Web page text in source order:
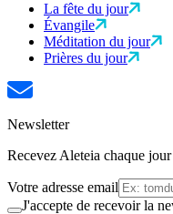
La fête du jour
Évangile
Méditation du jour
Prières du jour
Newsletter
Recevez Aleteia chaque
Votre adresse email
J'accepte de recevoir la